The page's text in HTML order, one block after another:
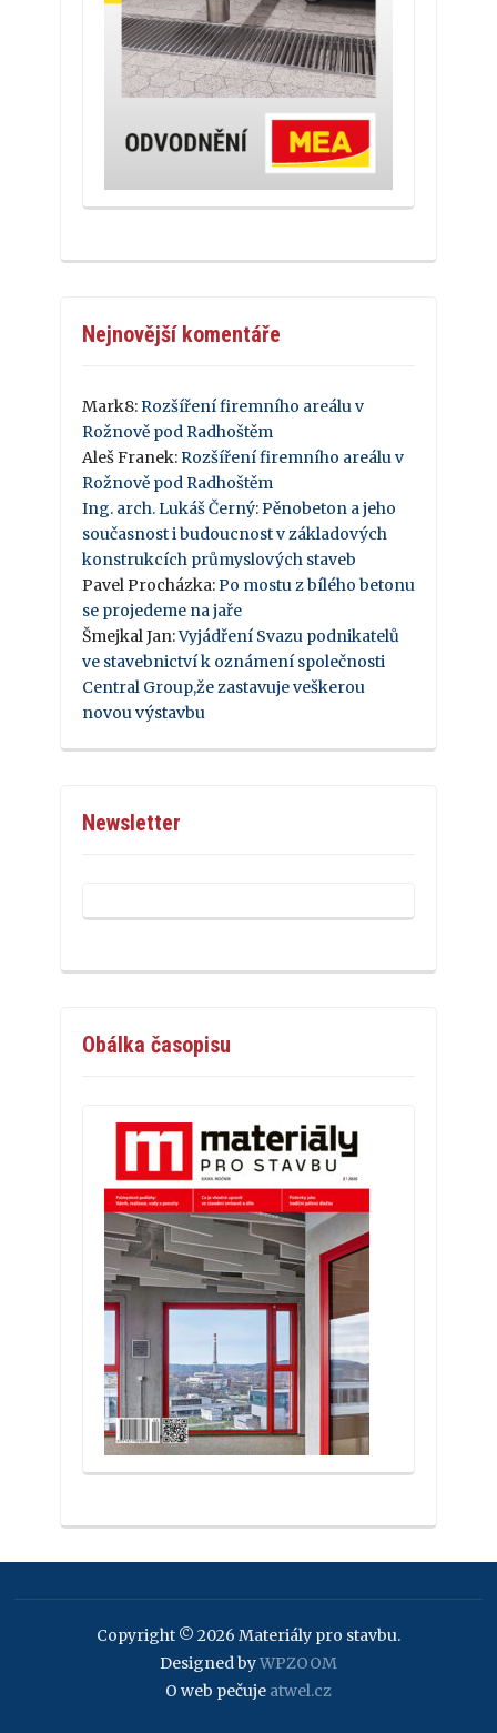
Nejnovější komentáře
Mark8: Rozšíření firemního areálu v
Rožnově pod Radhoštěm
Aleš Franek: Rozšíření firemního areálu v
Rožnově pod Radhoštěm
Ing. arch. Lukáš Černý: Pěnobeton a jeho
současnost i budoucnost v základových
konstrukcích průmyslových staveb
Pavel Procházka: Po mostu z bílého betonu
se projedeme na jaře
Šmejkal Jan:Vyjádření Svazu podnikatelů
ve stavebnictví k oznámení společnosti
Central Group,že zastavuje veškerou
novou výstavbu
Newsletter
Obálka časopisu
Copyright © 2026 Materiály pro stavbu.
Designed byWPZOOM
O web pečuje atwel.cz